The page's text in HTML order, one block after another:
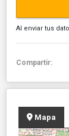
Al enviar tus
Compartir:
Mapa